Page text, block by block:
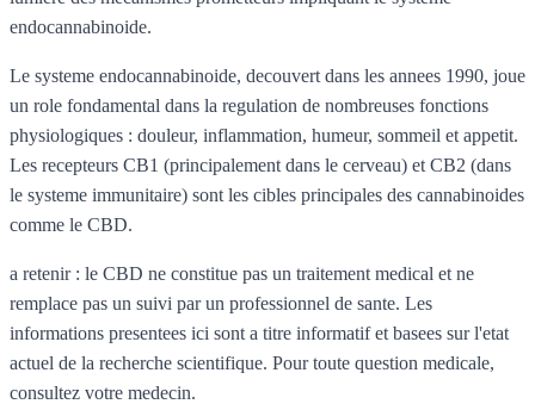
endocannabinoide.
Le systeme endocannabinoide, decouvert dans les annees 1990, joue
un role fondamental dans la regulation de nombreuses fonctions
physiologiques : douleur, inflammation, humeur, sommeil et appetit.
Les recepteurs CB1 (principalement dans le cerveau) et CB2 (dans
le systeme immunitaire) sont les cibles principales des cannabinoides
comme le CBD.
a retenir : le CBD ne constitue pas un traitement medical et ne
remplace pas un suivi par un professionnel de sante. Les
informations presentees ici sont a titre informatif et basees sur l'etat
actuel de la recherche scientifique. Pour toute question medicale,
consultez votre medecin.